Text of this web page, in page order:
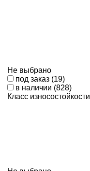
Не выбрано
под заказ (19)
в наличии (828)
Класс износостойкости